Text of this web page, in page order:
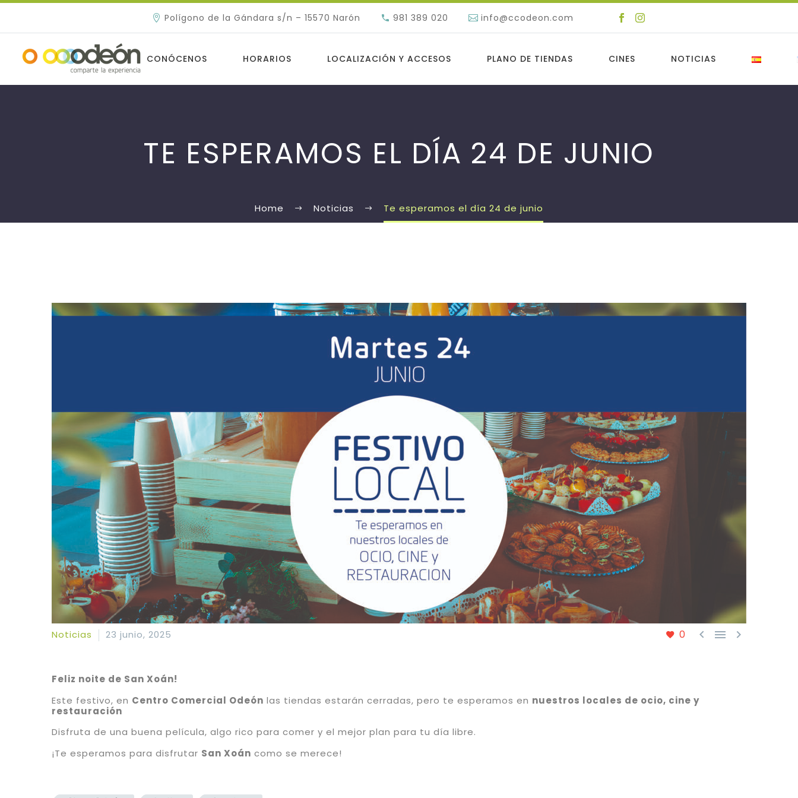
Polígono de la Gándara s/n – 15570 Narón 981 389 020 info@ccodeon.com
CONÓCENOS HORARIOS LOCALIZACIÓN Y ACCESOS PLANO DE TIENDAS CINES NOTICIAS
TE ESPERAMOS EL DÍA 24 DE JUNIO
Home Noticias Te esperamos el día 24 de junio
0   
Noticias 23 junio, 2025
Feliz noite de San Xoán!
Este festivo, en Centro Comercial Odeón las tiendas estarán cerradas, pero te esperamos en nuestros locales de ocio, cine y
restauración
Disfruta de una buena película, algo rico para comer y el mejor plan para tu día libre.
¡Te esperamos para disfrutar San Xoán como se merece!